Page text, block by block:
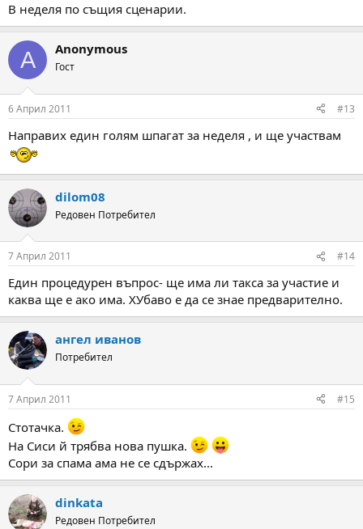
В неделя по същия сценарии.
A Anonymous
Гост
6 Април 2011 #13
Направих един голям шпагат за неделя , и ще участвам
dilom08
Редовен Потребител
7 Април 2011 #14
Един процедурен въпрос- ще има ли такса за участие и
каква ще е ако има. ХУбаво е да се знае предварително.
ангел иванов
Потребител
7 Април 2011 #15
Стотачка.
На Сиси й трябва нова пушка.
Сори за спама ама не се сдържах...
dinkata
Редовен Потребител